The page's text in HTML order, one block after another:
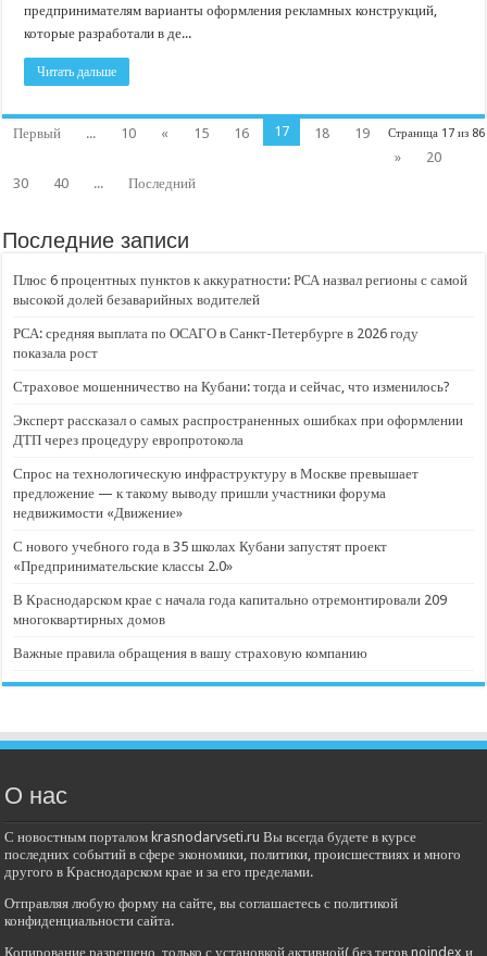
предпринимателям варианты оформления рекламных конструкций,
которые разработали в де...
Читать дальше
Страница 17 из 86
Первый ... 10 « 15 16 17 18
19
»
20
30
40 ... Последний
Последние записи
Плюс 6 процентных пунктов к аккуратности: РСА назвал регионы с самой
высокой долей безаварийных водителей
РСА: средняя выплата по ОСАГО в Санкт-Петербурге в 2026 году
показала рост
Страховое мошенничество на Кубани: тогда и сейчас, что изменилось?
Эксперт рассказал о самых распространенных ошибках при оформлении
ДТП через процедуру европротокола
Спрос на технологическую инфраструктуру в Москве превышает
предложение — к такому выводу пришли участники форума
недвижимости «Движение»
С нового учебного года в 35 школах Кубани запустят проект
«Предпринимательские классы 2.0»
В Краснодарском крае с начала года капитально отремонтировали 209
многоквартирных домов
Важные правила обращения в вашу страховую компанию
О нас
С новостным порталом krasnodarvseti.ru Вы всегда будете в курсе
последних событий в сфере экономики, политики, происшествиях и много
другого в Краснодарском крае и за его пределами.
Отправляя любую форму на сайте, вы соглашаетесь с политикой
конфиденциальности сайта.
Копирование разрешено, только с установкой активной( без тегов noindex и